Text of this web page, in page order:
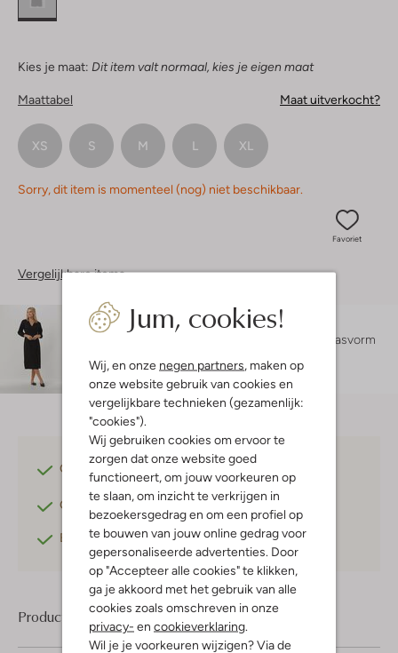
Jum, cookies!
Wij, en onze negen partners, maken op
onze website gebruik van cookies en
vergelijkbare technieken (gezamenlijk:
"cookies").
Wij gebruiken cookies om ervoor te
zorgen dat onze website goed
functioneert, om jouw voorkeuren op
te slaan, om inzicht te verkrijgen in
bezoekersgedrag en om een profiel op
te bouwen van jouw online gedrag voor
gepersonaliseerde advertenties. Door
op "Accepteer alle cookies" te klikken,
ga je akkoord met het gebruik van alle
cookies zoals omschreven in onze
privacy- en cookieverklaring.
Wil je je voorkeuren wijzigen? Via de
Kies je maat: Dit item valt normaal, kies je eigen maat
Maattabel Maat uitverkocht?
XS S M L XL
Sorry, dit item is momenteel (nog) niet beschikbaar.
Favoriet
Vergelijkbare items
Maatadvies
De pasvorm
regular fit
Gratis verzending vanaf €75,-
Gratis retourneren binnen 30 dagen*
Betaal achterafmet Klarna
Product informatie